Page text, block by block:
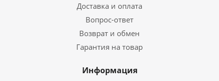
Доставка и оплата
Вопрос-ответ
Возврат и обмен
Гарантия на товар
Информация